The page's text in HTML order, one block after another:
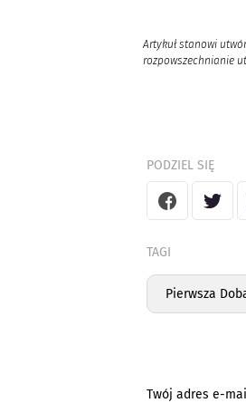
Artykuł stanowi
rozpowszechnianie
PODZIEL SIĘ
TAGI
Pierwsza
Twój adres e-